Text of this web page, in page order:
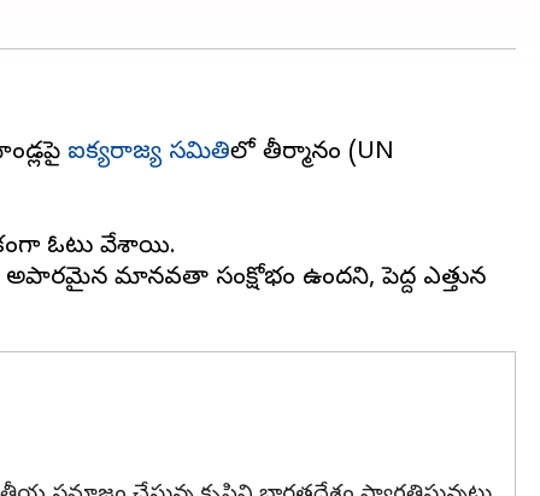
ఐక్యరాజ్య సమితిలో తీర్మానం (UN
ఓటు వేశాయి.
మానవతా సంక్షోభం ఉందని, పెద్ద ఎత్తున